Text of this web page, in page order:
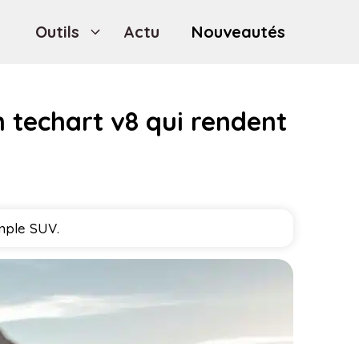
Outils Actu Nouveautés
techart v8 qui rendent
SUV.